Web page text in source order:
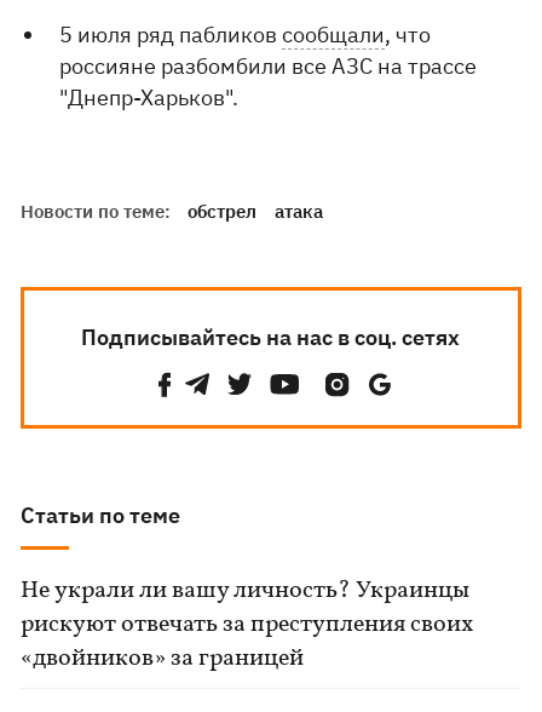
5 июля ряд пабликовсообщали, что
россияне разбомбили все АЗС на трассе
"Днепр-Харьков".
Новости по теме: обстрел атака
Подписывайтесь на нас в соц. сетях
Статьи по теме
Не украли ли вашу личность? Украинцы
рискуют отвечать за преступления своих
«двойников» за границей